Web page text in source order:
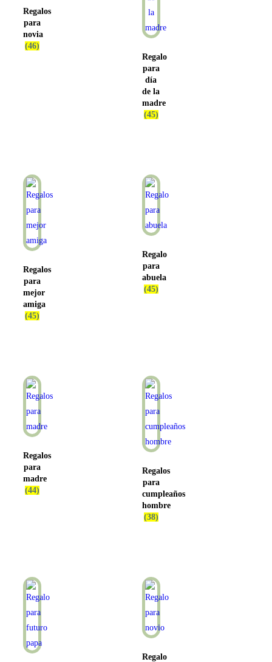
Regalos
para
novia
(46)
Regalo
para
día
de la
madre
(45)
Regalos
para
mejor
amiga
(45)
Regalo
para
abuela
(45)
Regalos
para
madre
(44)
Regalos
para
cumpleaños
hombre
(38)
Regalo